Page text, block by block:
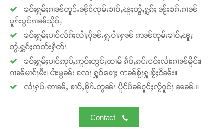
ၶဝ်ႈႁူမ်ႈၵၢၼ်တူင်ႉၼိုင်ၸုမ်းၶၢဝ်ႇၽူႈတွႆႇႁွၵ်ႈ ၼႂ်းၶၵ်ႉၵၢၼ်
ပူၵ်းပွင်ၵၢၼ်သိုဝ်ႇ
ၶဝ်ႈႁူမ်ႈပၢင်လႅၵ်ႈလၢႆႈပိုၼ်ႉႁူႉပၢႆးႁၼ် ဢၼ်ၸုမ်းၶၢဝ်ႇၽူႈ
တွႆႇႁွၵ်ႈၸတ်းႁဵတ်း
ၶဝ်ႈႁူမ်ႈပၢင်ဢုပ်ႇဢူဝ်းတွင်ႈထၢမ် ၵဵဝ်ႇၵပ်းငဝ်းလၢႆးၵၢၼ်မိူင်း၊
ၵၢၼ်မၢၵ်ႈမီး၊ ပၢႆးမွၼ်း လႄႈ ႁူဝ်ၶေႃႈ ဢၼ်ၶႂ်ႈႁူႉၶႂ်ႈငိၼ်း။
လႆႈႁပ်ႉဢၢၼ်ႇ ၶၢဝ်ႇၶိုၵ်ႉတွၼ်း ပိူင်ပဵၼ်ဝူင်ႈလႂ်ဝူင်ႈ ၼၼ်ႉ။
Contact